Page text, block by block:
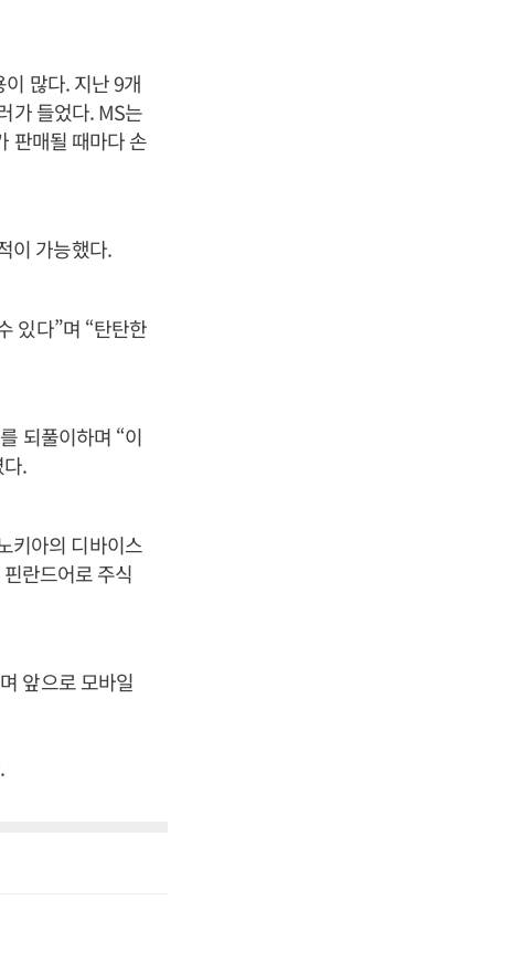
많다. 지난 9개
가 들었다. MS는
판매될 때마다 손
이 가능했다.
있다”며 “탄탄한
되풀이하며 “이
.
키아의 디바이스
란드어로 주식
앞으로 모바일